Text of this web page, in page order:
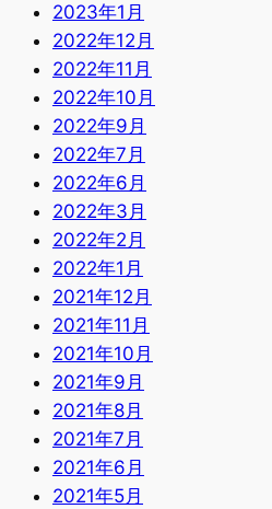
2023年1月
2022年12月
2022年11月
2022年10月
2022年9月
2022年7月
2022年6月
2022年3月
2022年2月
2022年1月
2021年12月
2021年11月
2021年10月
2021年9月
2021年8月
2021年7月
2021年6月
2021年5月